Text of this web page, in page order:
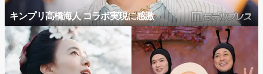
キンプリ高橋海人 コラボ実現に感激